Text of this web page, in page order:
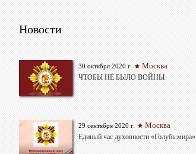
Новости
30 октября 2020 г. Москва
ЧТОБЫ НЕ БЫЛО ВОЙНЫ
29 сентября 2020 г. Москва
Единый час духовности «Голубь мира»